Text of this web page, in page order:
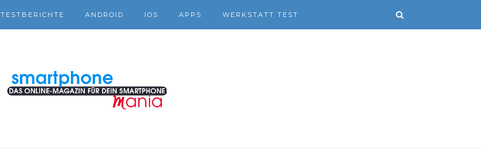
TESTBERICHTE ANDROID IOS APPS WERKSTATT TEST